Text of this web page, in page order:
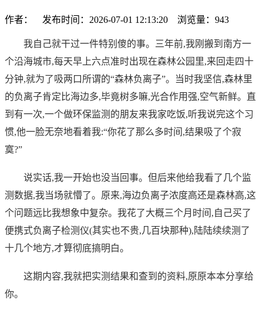
作者： 发布时间：2026-07-01 12:13:20 浏览量： 943
我自己就干过一件特别傻的事。三年前,我刚搬到南方一
个沿海城市,每天早上六点准时出现在森林公园里,来回走四十
分钟,就为了吸两口所谓的“森林负离子”。当时我坚信,森林里
的负离子肯定比海边多,毕竟树多嘛,光合作用强,空气新鲜。直
到有一次,一个做环保监测的朋友来我家吃饭,听我说完这个习
惯,他一脸无奈地看着我:“你花了那么多时间,结果吸了个寂
寞?”
说实话,我一开始也没当回事。但后来他给我看了几个监
测数据,我当场就懵了。原来,海边负离子浓度高还是森林高,这
个问题远比我想象中复杂。我花了大概三个月时间,自己买了
便携式负离子检测仪(其实也不贵,几百块那种),陆陆续续测了
十几个地方,才算彻底搞明白。
这期内容,我就把实测结果和查到的资料,原原本本分享给
你。